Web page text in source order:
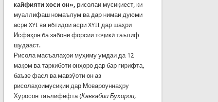
кайфияти хоси он», рисолаи мусиқиест, ки
муаллифаш номаълум ва дар нимаи дуюми
асри XYI ва ибтидои асри XYII дар шаҳри
Исфаҳон ба забони форсии тоҷикӣ таълиф
шудааст.
Рисола масъалаҳои муҳиму умдаи да 12
мақом ва таркиботи онҳоро дар бар гирифта,
баъзе фасл ва мавзӯоти он аз
рисолаҳоимусиқии дар Мовароуннаҳру
Хуросон таълифёфта (Кавкабии Бухороӣ,